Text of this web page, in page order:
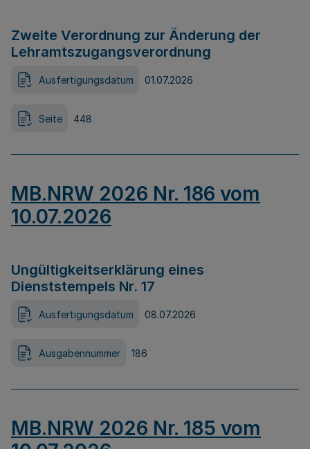
Zweite Verordnung zur Änderung der
Lehramtszugangsverordnung
Ausfertigungsdatum 01.07.2026
Seite 448
MB.NRW 2026 Nr. 186 vom
10.07.2026
Ungültigkeitserklärung eines
Dienststempels Nr. 17
Ausfertigungsdatum 08.07.2026
Ausgabennummer 186
MB.NRW 2026 Nr. 185 vom